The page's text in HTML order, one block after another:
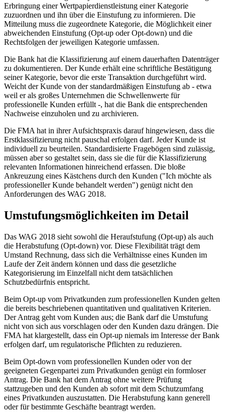
Erbringung einer Wertpapierdienstleistung einer Kategorie
zuzuordnen und ihn über die Einstufung zu informieren. Die
Mitteilung muss die zugeordnete Kategorie, die Möglichkeit einer
abweichenden Einstufung (Opt-up oder Opt-down) und die
Rechtsfolgen der jeweiligen Kategorie umfassen.
Die Bank hat die Klassifizierung auf einem dauerhaften Datenträger
zu dokumentieren. Der Kunde erhält eine schriftliche Bestätigung
seiner Kategorie, bevor die erste Transaktion durchgeführt wird.
Weicht der Kunde von der standardmäßigen Einstufung ab - etwa
weil er als großes Unternehmen die Schwellenwerte für
professionelle Kunden erfüllt -, hat die Bank die entsprechenden
Nachweise einzuholen und zu archivieren.
Die FMA hat in ihrer Aufsichtspraxis darauf hingewiesen, dass die
Erstklassifizierung nicht pauschal erfolgen darf. Jeder Kunde ist
individuell zu beurteilen. Standardisierte Fragebögen sind zulässig,
müssen aber so gestaltet sein, dass sie die für die Klassifizierung
relevanten Informationen hinreichend erfassen. Die bloße
Ankreuzung eines Kästchens durch den Kunden ("Ich möchte als
professioneller Kunde behandelt werden") genügt nicht den
Anforderungen des WAG 2018.
Umstufungsmöglichkeiten im Detail
Das WAG 2018 sieht sowohl die Heraufstufung (Opt-up) als auch
die Herabstufung (Opt-down) vor. Diese Flexibilität trägt dem
Umstand Rechnung, dass sich die Verhältnisse eines Kunden im
Laufe der Zeit ändern können und dass die gesetzliche
Kategorisierung im Einzelfall nicht dem tatsächlichen
Schutzbedürfnis entspricht.
Beim Opt-up vom Privatkunden zum professionellen Kunden gelten
die bereits beschriebenen quantitativen und qualitativen Kriterien.
Der Antrag geht vom Kunden aus; die Bank darf die Umstufung
nicht von sich aus vorschlagen oder den Kunden dazu drängen. Die
FMA hat klargestellt, dass ein Opt-up niemals im Interesse der Bank
erfolgen darf, um regulatorische Pflichten zu reduzieren.
Beim Opt-down vom professionellen Kunden oder von der
geeigneten Gegenpartei zum Privatkunden genügt ein formloser
Antrag. Die Bank hat dem Antrag ohne weitere Prüfung
stattzugeben und den Kunden ab sofort mit dem Schutzumfang
eines Privatkunden auszustatten. Die Herabstufung kann generell
oder für bestimmte Geschäfte beantragt werden.